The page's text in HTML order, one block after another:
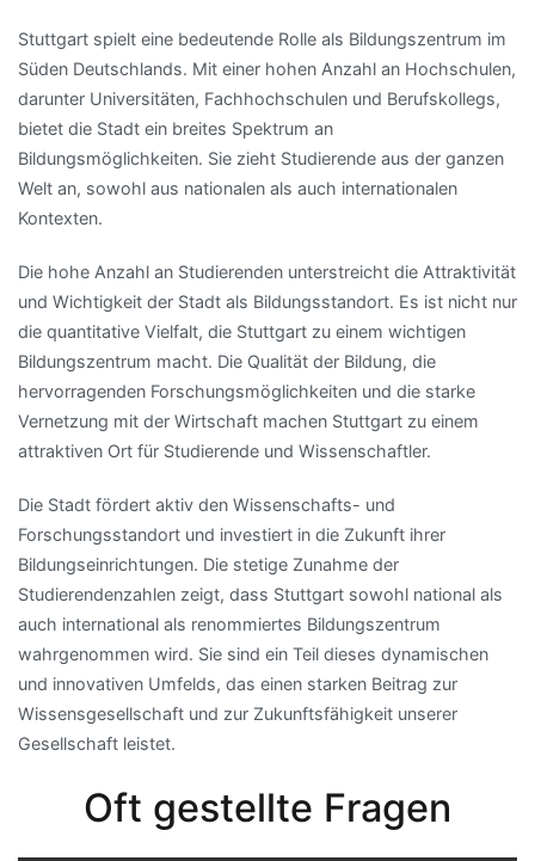
Stuttgart spielt eine bedeutende Rolle als Bildungszentrum im
Süden Deutschlands. Mit einer hohen Anzahl an Hochschulen,
darunter Universitäten, Fachhochschulen und Berufskollegs,
bietet die Stadt ein breites Spektrum an
Bildungsmöglichkeiten. Sie zieht Studierende aus der ganzen
Welt an, sowohl aus nationalen als auch internationalen
Kontexten.
Die hohe Anzahl an Studierenden unterstreicht die Attraktivität
und Wichtigkeit der Stadt als Bildungsstandort. Es ist nicht nur
die quantitative Vielfalt, die Stuttgart zu einem wichtigen
Bildungszentrum macht. Die Qualität der Bildung, die
hervorragenden Forschungsmöglichkeiten und die starke
Vernetzung mit der Wirtschaft machen Stuttgart zu einem
attraktiven Ort für Studierende und Wissenschaftler.
Die Stadt fördert aktiv den Wissenschafts- und
Forschungsstandort und investiert in die Zukunft ihrer
Bildungseinrichtungen. Die stetige Zunahme der
Studierendenzahlen zeigt, dass Stuttgart sowohl national als
auch international als renommiertes Bildungszentrum
wahrgenommen wird. Sie sind ein Teil dieses dynamischen
und innovativen Umfelds, das einen starken Beitrag zur
Wissensgesellschaft und zur Zukunftsfähigkeit unserer
Gesellschaft leistet.
Oft gestellte Fragen